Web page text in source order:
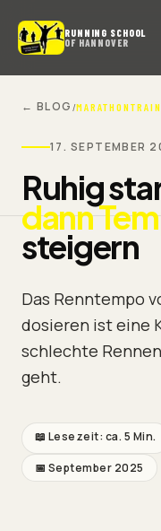
RUNNING SCHOOL
OF HANNOVER
← BLOG /
17. SEPTEMBER
Ruhig
dann
steigern
Das Renntempo
dosieren ist eine
schlechte
geht.
📖 Lesezeit: ca. 5 Min.
📅 September 2025